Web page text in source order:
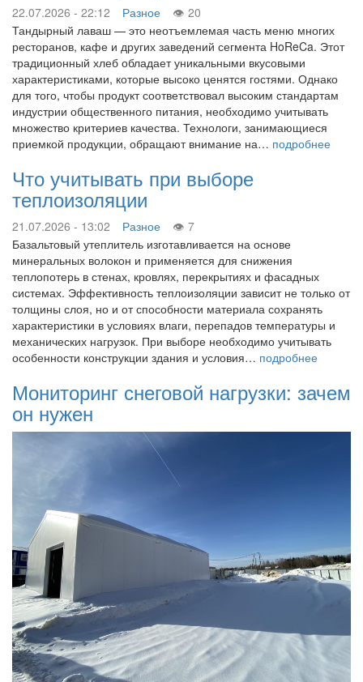
22.07.2026 - 22:12 Разное
20
Тандырный лаваш — это неотъемлемая часть меню многих
ресторанов, кафе и других заведений сегмента HoReCa. Этот
традиционный хлеб обладает уникальными вкусовыми
характеристиками, которые высоко ценятся гостями. Однако
для того, чтобы продукт соответствовал высоким стандартам
индустрии общественного питания, необходимо учитывать
множество критериев качества. Технологи, занимающиеся
приемкой продукции, обращают внимание на… подробнее
Что учитывать при выборе
теплоизоляции
21.07.2026 - 13:02 Разное
7
Базальтовый утеплитель изготавливается на основе
минеральных волокон и применяется для снижения
теплопотерь в стенах, кровлях, перекрытиях и фасадных
системах. Эффективность теплоизоляции зависит не только от
толщины слоя, но и от способности материала сохранять
характеристики в условиях влаги, перепадов температуры и
механических нагрузок. При выборе необходимо учитывать
особенности конструкции здания и условия… подробнее
Мониторинг снеговой нагрузки: зачем
он нужен